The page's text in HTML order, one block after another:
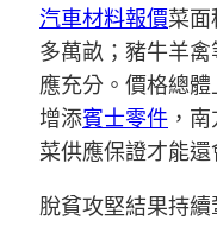
汽車材料報價菜面
多萬畝；豬牛羊
應充分。價格總體
增添賓士零件 ，
菜供應保證才能還
脫貧攻堅結果持